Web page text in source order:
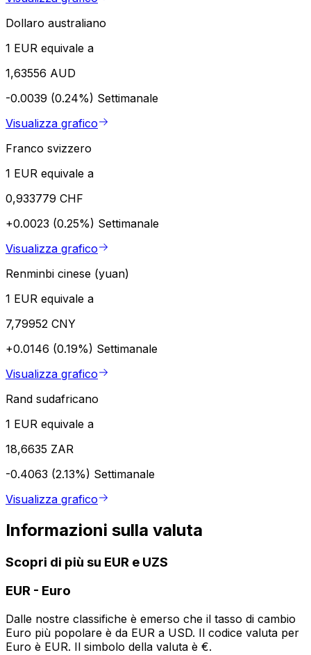
Dollaro australiano
1 EUR equivale a
1,63556 AUD
-0.0039 (0.24%) Settimanale
Visualizza grafico
Franco svizzero
1 EUR equivale a
0,933779 CHF
+0.0023 (0.25%) Settimanale
Visualizza grafico
Renminbi cinese (yuan)
1 EUR equivale a
7,79952 CNY
+0.0146 (0.19%) Settimanale
Visualizza grafico
Rand sudafricano
1 EUR equivale a
18,6635 ZAR
-0.4063 (2.13%) Settimanale
Visualizza grafico
Informazioni sulla valuta
Scopri di più su EUR e UZS
EUR - Euro
Dalle nostre classifiche è emerso che il tasso di cambio
Euro più popolare è da EUR a USD. Il codice valuta per
Euro è EUR. Il simbolo della valuta è €.